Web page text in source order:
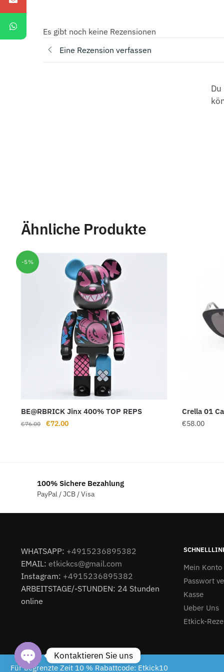
Für begrenzte Zeit 10 % Rabattcode: Etkick10
Es gibt noch keine Rezensionen
Eine Rezension verfassen
Ähnliche Produkte
-5%
BE@RBRICK Jinx 400% TOP REPS
€76.00
Ursprünglicher
€72.00Aktueller
Crella 01
€58.00
100% Sichere Bezahlung
PayPal / JCB / Visa
WHATSAPP: +4915236895382
EMAIL: etkickcs@gmail.com
Instagram: +4915236895382
ARBEITSTAGE/-STUNDEN: 24 Stunden
online
Mein Konto
Passwort
Kasse
Ueber Uns
Etkick-
Etkick.de 2024Kontaktieren Sie uns